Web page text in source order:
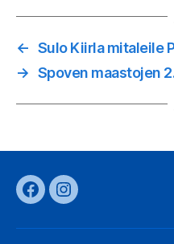
← Sulo Kiirla mitaleile
→ Spoven maastojen
FacebookInstagram